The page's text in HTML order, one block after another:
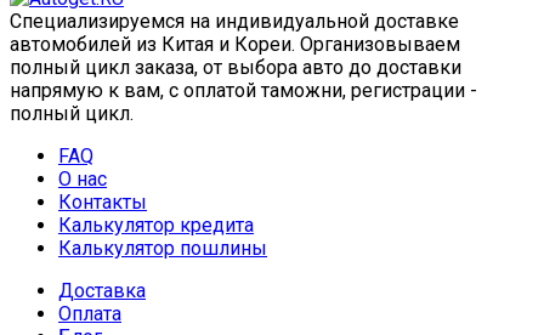
Специализируемся на индивидуальной доставке
автомобилей из Китая и Кореи. Организовываем
полный цикл заказа, от выбора авто до доставки
напрямую к вам, с оплатой таможни, регистрации -
полный цикл.
FAQ
О нас
Контакты
Калькулятор кредита
Калькулятор пошлины
Доставка
Оплата